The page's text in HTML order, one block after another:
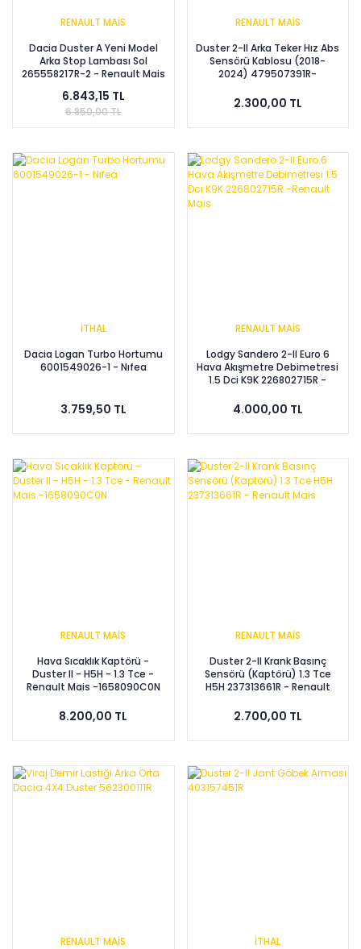
RENAULT MAİS
Dacia Duster A Yeni Model
Arka Stop Lambası Sol
265558217R-2 - Renault Mais
6.843,15 TL
6.850,00 TL
RENAULT MAİS
Duster 2-II Arka Teker Hız Abs
Sensörü Kablosu (2018-
2024) 479507391R-
2.300,00 TL
İTHAL
Dacia Logan Turbo Hortumu
6001549026-1 - Nıfea
3.759,50 TL
RENAULT MAİS
Lodgy Sandero 2-II Euro 6
Hava Akışmetre Debimetresi
1.5 Dci K9K 226802715R -
4.000,00 TL
RENAULT MAİS
Hava Sıcaklık Kaptörü -
Duster II - H5H - 1.3 Tce -
Renault Mais -1658090C0N
8.200,00 TL
RENAULT MAİS
Duster 2-II Krank Basınç
Sensörü (Kaptörü) 1.3 Tce
H5H 237313661R - Renault
2.700,00 TL
RENAULT MAİS
İTHAL